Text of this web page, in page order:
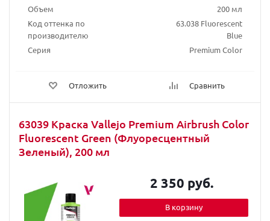
Объем
200 мл
Код оттенка по
производителю
63.038 Fluorescent
Blue
Серия
Premium Color
Отложить Сравнить
63039 Краска Vallejo Premium Airbrush Color
Fluorescent Green (Флуоресцентный
Зеленый), 200 мл
2 350 руб.
В корзину